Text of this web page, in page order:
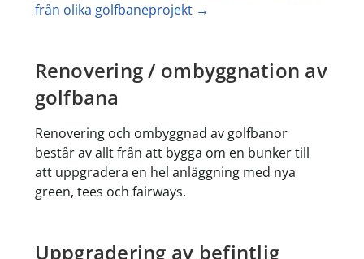
från olika golfbaneprojekt →
Renovering / ombyggnation av
golfbana
Renovering och ombyggnad av golfbanor
består av allt från att bygga om en bunker till
att uppgradera en hel anläggning med nya
green, tees och fairways.
Uppgradering av befintlig